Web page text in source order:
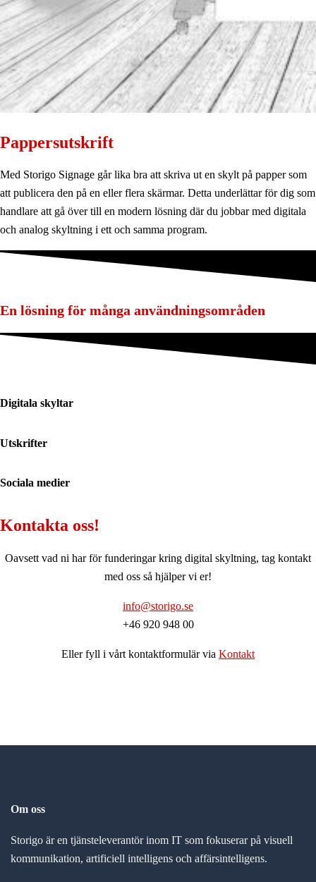
Pappersutskrift
Med Storigo Signage går lika bra att skriva ut en skylt på papper som
att publicera den på en eller flera skärmar. Detta underlättar för dig som
handlare att gå över till en modern lösning där du jobbar med digitala
och analog skyltning i ett och samma program.
En lösning för många användningsområden
Digitala skyltar
Utskrifter
Sociala medier
Kontakta oss!
Oavsett vad ni har för funderingar kring digital skyltning, tag kontakt
med oss så hjälper vi er!
info@storigo.se
+46 920 948 00
Eller fyll i vårt kontaktformulär via Kontakt
Om oss
Storigo är en tjänsteleverantör inom IT som fokuserar på visuell
kommunikation, artificiell intelligens och affärsintelligens.